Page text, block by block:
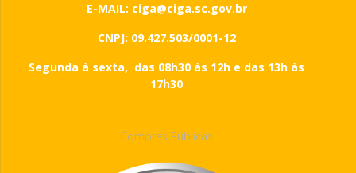
E-MAIL: ciga@ciga.sc.gov.br
CNPJ: 09.427.503/0001-12
Segunda à sexta, das 08h30 às 12h e das 13h às
17h30
Compras Públicas